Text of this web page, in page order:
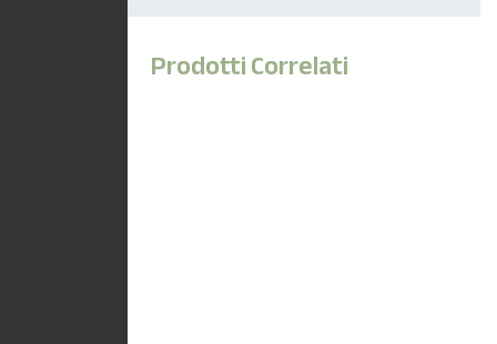
Prodotti Correlati